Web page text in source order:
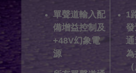
單聲道輸入配
備增益控制及
+48V幻象電
源
1